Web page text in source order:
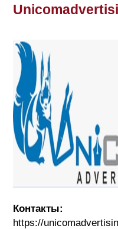
Контакты:
https://